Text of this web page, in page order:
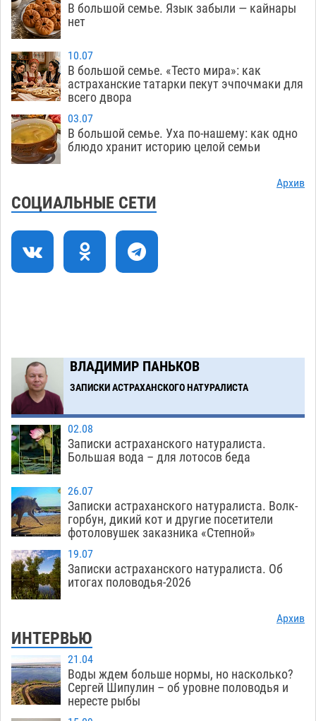
09:25
Все пострадавшие при пожаре на
Краснодарской в Астрахани скончались
07.08 1135
08:47
Астраханский суд оценил четыре удара по
голове полицейского в сто тысяч рублей
07.08
Завтра астраханская жара вновь приблизится
к 40-градусному пределу
теории игр
18:23
В пятницу без электричества окажутся
двум федеральным проектам
06.08 416
Загрузить еще
В большой семье. Язык забыли — кайнары
нет
10.07
В большой семье. «Тесто мира»: как
астраханские татарки пекут эчпочмаки для
всего двора
03.07
В большой семье. Уха по-нашему: как одно
блюдо хранит историю целой семьи
Архив
СОЦИАЛЬНЫЕ СЕТИ
ВЛАДИМИР ПАНЬКОВ
ЗАПИСКИ АСТРАХАНСКОГО НАТУРАЛИСТА
02.08
Записки астраханского натуралиста.
Большая вода – для лотосов беда
26.07
Записки астраханского натуралиста. Волк-
горбун, дикий кот и другие посетители
фотоловушек заказника «Степной»
19.07
Записки астраханского натуралиста. Об
итогах половодья-2026
Архив
ИНТЕРВЬЮ
21.04
Воды ждем больше нормы, но насколько?
Сергей Шипулин – об уровне половодья и
нересте рыбы